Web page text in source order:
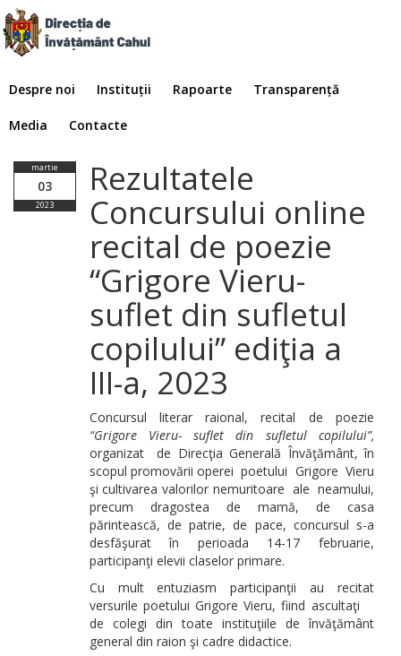
Despre noi Instituții Rapoarte Transparență
Media Contacte
martie
03
2023
Rezultatele
Concursului online
recital de poezie
“Grigore Vieru-
suflet din sufletul
copilului” ediţia a
III-a, 2023
Concursul literar raional, recital de poezie
“Grigore Vieru- suflet din sufletul copilului”,
organizat de Direcţia Generală Învăţământ, în
scopul promovării operei poetului Grigore Vieru
şi cultivarea valorilor nemuritoare ale neamului,
precum dragostea de mamă, de casa
părintească, de patrie, de pace, concursul s-a
desfăşurat în perioada 14-17 februarie,
participanţi elevii claselor primare.
Cu mult entuziasm participanţii au recitat
versurile poetului Grigore Vieru, fiind ascultaţi
de colegi din toate instituţiile de învăţământ
general din raion şi cadre didactice.